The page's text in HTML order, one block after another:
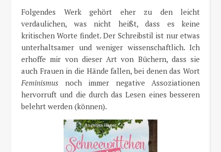
Folgendes Werk gehört eher zu den leicht
verdaulichen, was nicht heißt, dass es keine
kritischen Worte findet. Der Schreibstil ist nur etwas
unterhaltsamer und weniger wissenschaftlich. Ich
erhoffe mir von dieser Art von Büchern, dass sie
auch Frauen in die Hände fallen, bei denen das Wort
Feminismus noch immer negative Assoziationen
hervorruft und die durch das Lesen eines besseren
belehrt werden (können).